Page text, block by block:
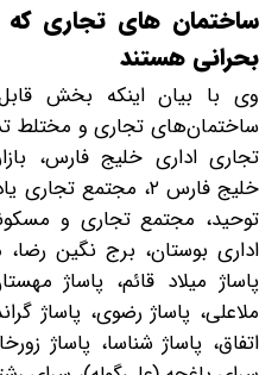
ساختمان های تجاری
بحرانی هستند
وی با بیان اینکه بخش
ساختمان‌های تجاری و مختلط
تجاری اداری خلیج فارس،
خلیج فارس ۲، مجتمع
توحید، مجتمع تجاری و
پاساژ میلاد قائم، پاساژ
ملاعلی، پاساژ رضوی، پاساژ
اتفاق، پاساژ شناسا، پاساژ